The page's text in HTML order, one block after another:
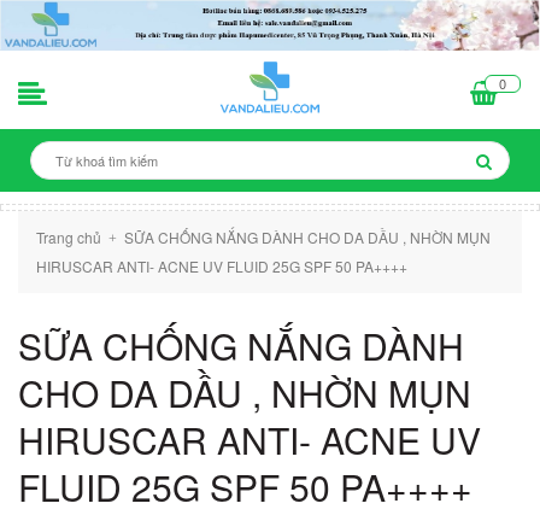
0
Trang chủ + SỮA CHỐNG NẮNG DÀNH CHO DA DẦU , NHỜN MỤN
HIRUSCAR ANTI- ACNE UV FLUID 25G SPF 50 PA++++
SỮA CHỐNG NẮNG DÀNH
CHO DA DẦU , NHỜN MỤN
HIRUSCAR ANTI- ACNE UV
FLUID 25G SPF 50 PA++++